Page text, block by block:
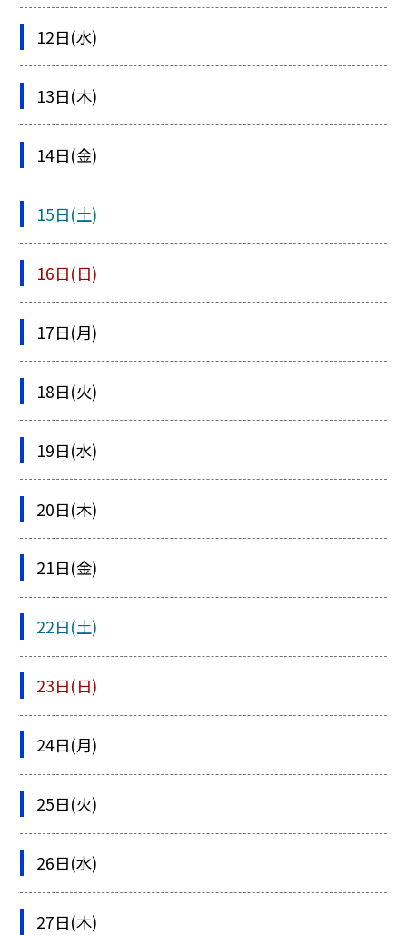
12日(水)
13日(木)
14日(金)
15日(土)
16日(日)
17日(月)
18日(火)
19日(水)
20日(木)
21日(金)
22日(土)
23日(日)
24日(月)
25日(火)
26日(水)
27日(木)